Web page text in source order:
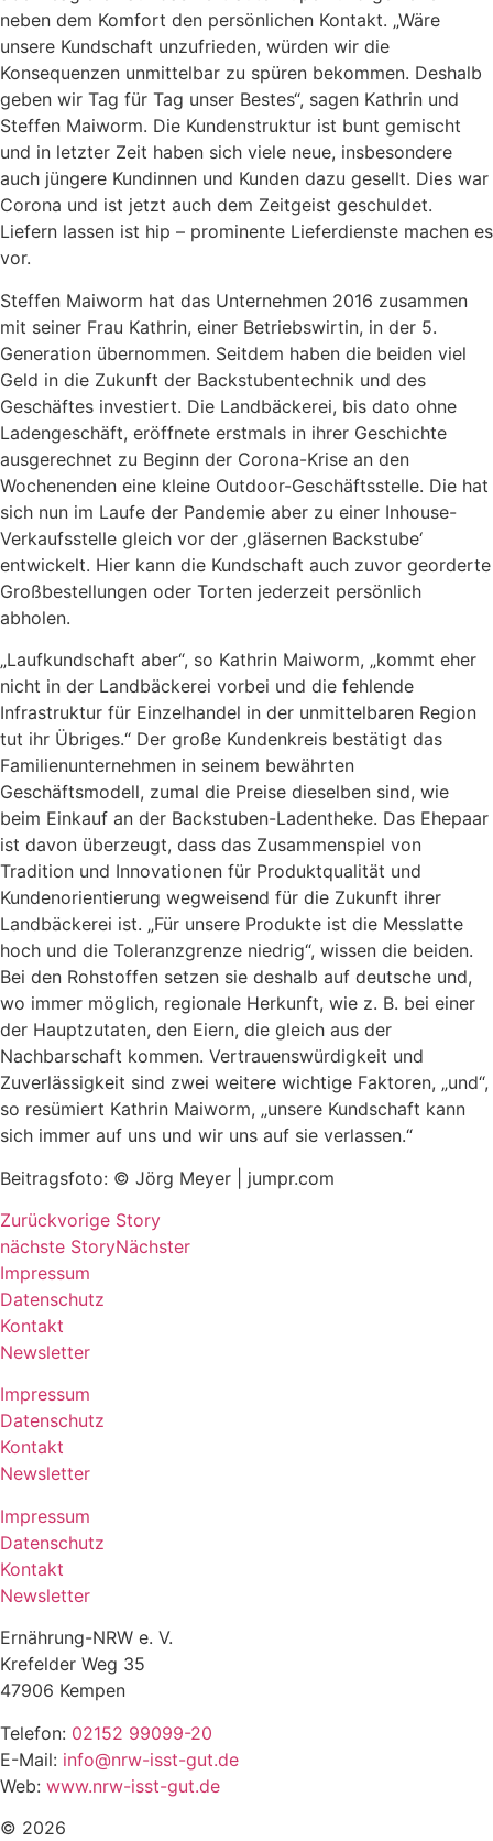
neben dem Komfort den persönlichen Kontakt. „Wäre
unsere Kundschaft unzufrieden, würden wir die
Konsequenzen unmittelbar zu spüren bekommen. Deshalb
geben wir Tag für Tag unser Bestes“, sagen Kathrin und
Steffen Maiworm. Die Kundenstruktur ist bunt gemischt
und in letzter Zeit haben sich viele neue, insbesondere
auch jüngere Kundinnen und Kunden dazu gesellt. Dies war
Corona und ist jetzt auch dem Zeitgeist geschuldet.
Liefern lassen ist hip – prominente Lieferdienste machen es
vor.
Steffen Maiworm hat das Unternehmen 2016 zusammen
mit seiner Frau Kathrin, einer Betriebswirtin, in der 5.
Generation übernommen. Seitdem haben die beiden viel
Geld in die Zukunft der Backstubentechnik und des
Geschäftes investiert. Die Landbäckerei, bis dato ohne
Ladengeschäft, eröffnete erstmals in ihrer Geschichte
ausgerechnet zu Beginn der Corona-Krise an den
Wochenenden eine kleine Outdoor-Geschäftsstelle. Die hat
sich nun im Laufe der Pandemie aber zu einer Inhouse-
Verkaufsstelle gleich vor der ‚gläsernen Backstube‘
entwickelt. Hier kann die Kundschaft auch zuvor georderte
Großbestellungen oder Torten jederzeit persönlich
abholen.
„Laufkundschaft aber“, so Kathrin Maiworm, „kommt eher
nicht in der Landbäckerei vorbei und die fehlende
Infrastruktur für Einzelhandel in der unmittelbaren Region
tut ihr Übriges.“ Der große Kundenkreis bestätigt das
Familienunternehmen in seinem bewährten
Geschäftsmodell, zumal die Preise dieselben sind, wie
beim Einkauf an der Backstuben-Ladentheke. Das Ehepaar
ist davon überzeugt, dass das Zusammenspiel von
Tradition und Innovationen für Produktqualität und
Kundenorientierung wegweisend für die Zukunft ihrer
Landbäckerei ist. „Für unsere Produkte ist die Messlatte
hoch und die Toleranzgrenze niedrig“, wissen die beiden.
Bei den Rohstoffen setzen sie deshalb auf deutsche und,
wo immer möglich, regionale Herkunft, wie z. B. bei einer
der Hauptzutaten, den Eiern, die gleich aus der
Nachbarschaft kommen. Vertrauenswürdigkeit und
Zuverlässigkeit sind zwei weitere wichtige Faktoren, „und“,
so resümiert Kathrin Maiworm, „unsere Kundschaft kann
sich immer auf uns und wir uns auf sie verlassen.“
Beitragsfoto: © Jörg Meyer | jumpr.com
Zurückvorige Story
nächste StoryNächster
Impressum
Datenschutz
Kontakt
Newsletter
Impressum
Datenschutz
Kontakt
Newsletter
Impressum
Datenschutz
Kontakt
Newsletter
Ernährung-NRW e. V.
Krefelder Weg 35
47906 Kempen
Telefon: 02152 99099-20
E-Mail: info@nrw-isst-gut.de
Web: www.nrw-isst-gut.de
© 2026